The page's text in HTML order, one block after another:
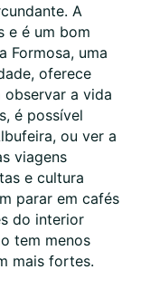
A
e é um bom
Formosa, uma
oferece
observar a vida
é possível
ou ver a
viagens
e cultura
parar em cafés
do interior
tem menos
mais fortes.